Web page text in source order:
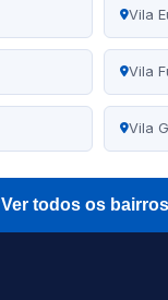
Vila
Vila
Vila
Ver todos os